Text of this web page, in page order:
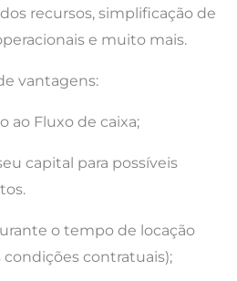
recursos, simplificação de
e muito mais.
vantagens:
ao Fluxo de caixa;
capital para possíveis
o tempo de locação
condições contratuais);